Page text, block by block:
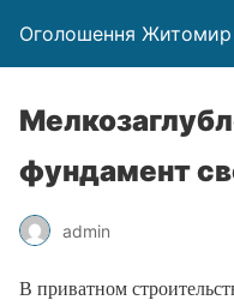
Оголошення Житомир
фундамент
admin
В приватном